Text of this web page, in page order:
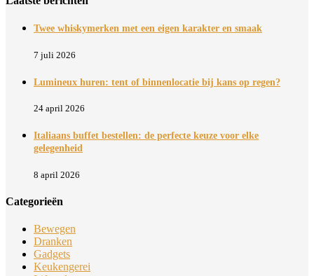
Twee whiskymerken met een eigen karakter en smaak
7 juli 2026
Lumineux huren: tent of binnenlocatie bij kans op regen?
24 april 2026
Italiaans buffet bestellen: de perfecte keuze voor elke
gelegenheid
8 april 2026
Categorieën
Bewegen
Dranken
Gadgets
Keukengerei